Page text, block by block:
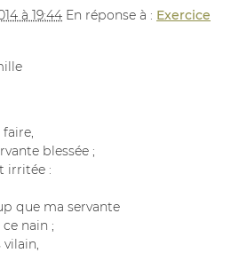
à 19:44 En réponse à : Exercice
blessée ;
irritée :
que ma servante
nain ;
vilain,